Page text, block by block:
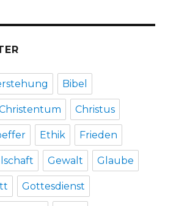
Bibel
Christus
Ethik Frieden
Gewalt Glaube
Gottesdienst